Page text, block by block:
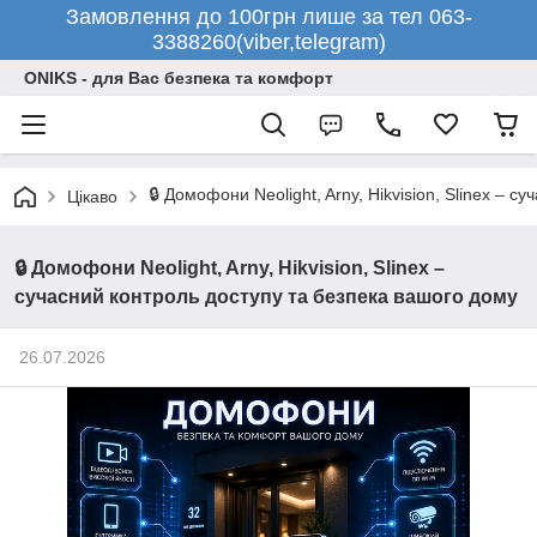
Замовлення до 100грн лише за тел 063-
3388260(viber,telegram)
ONIKS - для Вас безпека та комфорт
Цікаво 🔒 Домофони Neolight, Arny, Hikvision, Slinex –
🔒 Домофони Neolight, Arny, Hikvision, Slinex –
сучасний контроль доступу та безпека вашого дому
26.07.2026